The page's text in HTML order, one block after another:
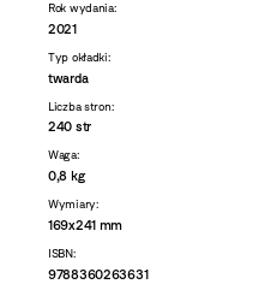
Rok wydania:
2021
Typ okładki:
twarda
Liczba stron:
240 str
Waga:
0,8 kg
Wymiary:
169x241 mm
ISBN:
9788360263631